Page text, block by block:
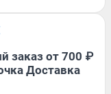
заказ от 700 ₽
Доставка